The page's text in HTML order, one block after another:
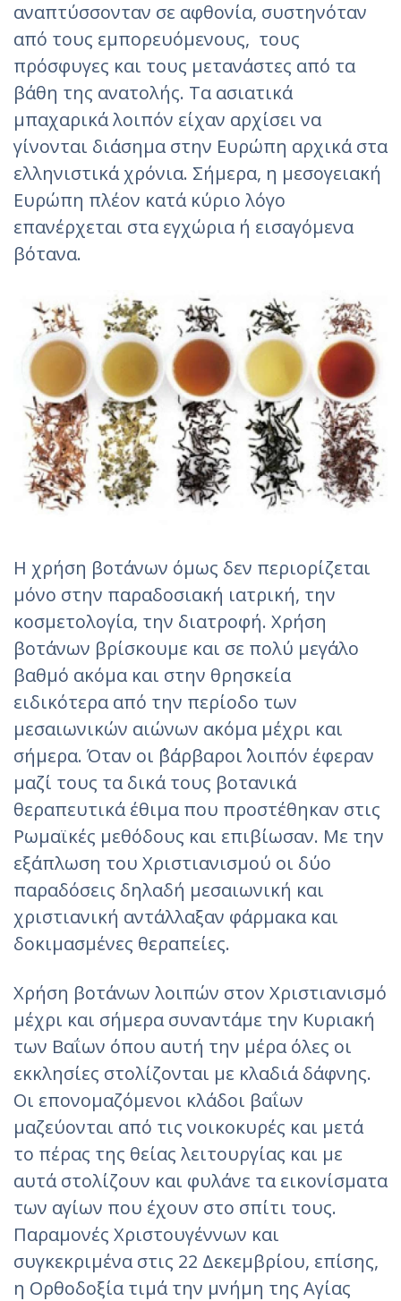
αναπτύσσονταν σε αφθονία, συστηνόταν
από τους εμπορευόμενους, τους
πρόσφυγες και τους μετανάστες από τα
βάθη της ανατολής. Τα ασιατικά
μπαχαρικά λοιπόν είχαν αρχίσει να
γίνονται διάσημα στην Ευρώπη αρχικά στα
ελληνιστικά χρόνια. Σήμερα, η μεσογειακή
Ευρώπη πλέον κατά κύριο λόγο
επανέρχεται στα εγχώρια ή εισαγόμενα
βότανα.
Η χρήση βοτάνων όμως δεν περιορίζεται
μόνο στην παραδοσιακή ιατρική, την
κοσμετολογία, την διατροφή. Χρήση
βοτάνων βρίσκουμε και σε πολύ μεγάλο
βαθμό ακόμα και στην θρησκεία
ειδικότερα από την περίοδο των
μεσαιωνικών αιώνων ακόμα μέχρι και
σήμερα. Όταν οι ΄΄βάρβαροι΄΄ λοιπόν έφεραν
μαζί τους τα δικά τους βοτανικά
θεραπευτικά έθιμα που προστέθηκαν στις
Ρωμαϊκές μεθόδους και επιβίωσαν. Με την
εξάπλωση του Χριστιανισμού οι δύο
παραδόσεις δηλαδή μεσαιωνική και
χριστιανική αντάλλαξαν φάρμακα και
δοκιμασμένες θεραπείες.
Χρήση βοτάνων λοιπών στον Χριστιανισμό
μέχρι και σήμερα συναντάμε την Κυριακή
των Βαΐων όπου αυτή την μέρα όλες οι
εκκλησίες στολίζονται με κλαδιά δάφνης.
Οι επονομαζόμενοι κλάδοι βαΐων
μαζεύονται από τις νοικοκυρές και μετά
το πέρας της θείας λειτουργίας και με
αυτά στολίζουν και φυλάνε τα εικονίσματα
των αγίων που έχουν στο σπίτι τους.
Παραμονές Χριστουγέννων και
συγκεκριμένα στις 22 Δεκεμβρίου, επίσης,
η Ορθοδοξία τιμά την μνήμη της Αγίας